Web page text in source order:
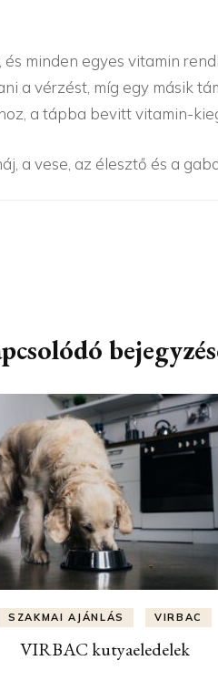
minden egyes vitamin
a vérzést, míg egy másik
a tápba bevitt vitamin-
a vese, az élesztő és a
SZAKMAI AJÁNLÁS VIRBAC
VIRBAC kutyaeledelek